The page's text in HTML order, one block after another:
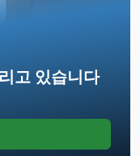
고 있습니다